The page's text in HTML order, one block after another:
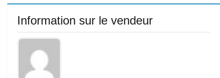
Information sur le vendeur